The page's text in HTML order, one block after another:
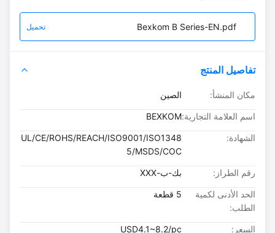
Bexkom B Series-EN.pdf
تفاصيل المنتج
مكان المنشأ: الصين
اسم العلامة التجارية:BEXKOM
الشهادة:
UL/CE/ROHS/REACH/ISO9001/ISO1348
5/MSDS/COC
رقم الطراز: بك-ب-XXX
الحد الأدنى لكمية
الطلب:
5 قطعة
السعر: USD4.1~8.2/pc